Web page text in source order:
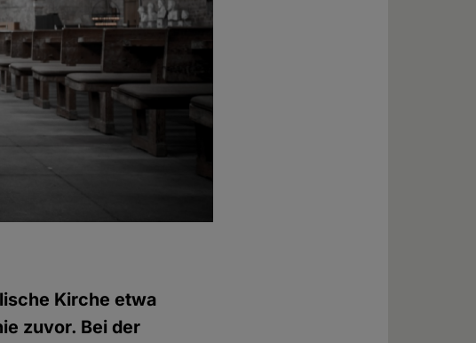
Kirche etwa
zuvor. Bei der